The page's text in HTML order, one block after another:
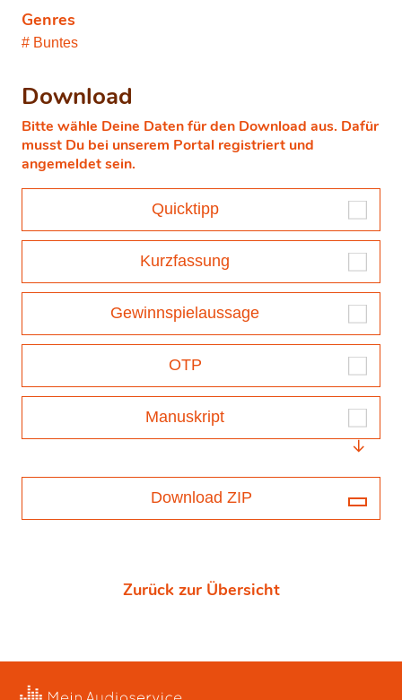
Genres
Buntes
Download
Bitte wähle Deine Daten für den Download aus. Dafür
musst Du bei unserem Portal registriert und
angemeldet sein.
Quicktipp
Kurzfassung
Gewinnspielaussage
OTP
Manuskript
Download ZIP
Zurück zur Übersicht